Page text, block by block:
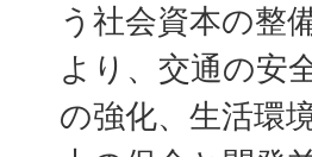
う社会資本の整
より、交通の安
の強化、生活環